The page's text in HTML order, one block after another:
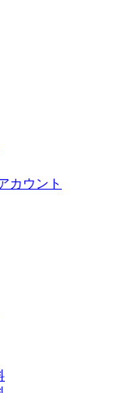
カウント